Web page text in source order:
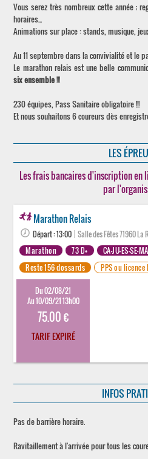
Vous serez très nombreux cette année ;
horaires...
Animations sur place : stands, musique,
Au 11 septembre dans la convivialité et le
Le marathon relais est une belle
six ensemble!!!
230 équipes, Pass Sanitaire obligatoire !!!
Et nous souhaitons 6 coureurs dès
LES
Les frais bancaires d'inscription en
par
Marathon Relais
Départ : 13:00 | Salle des Fêtes 71960 La
Marathon
73 D+
CA-JU-ES-SE-MA
Reste 156 dossards
PPS ou licence
Du 02/08/21
Au 10/09/21 13h00
75.00 €
TARIF EXPIRÉ
INFOS
Pas de barrière horaire.
Ravitaillement à l'arrivée pour tous les